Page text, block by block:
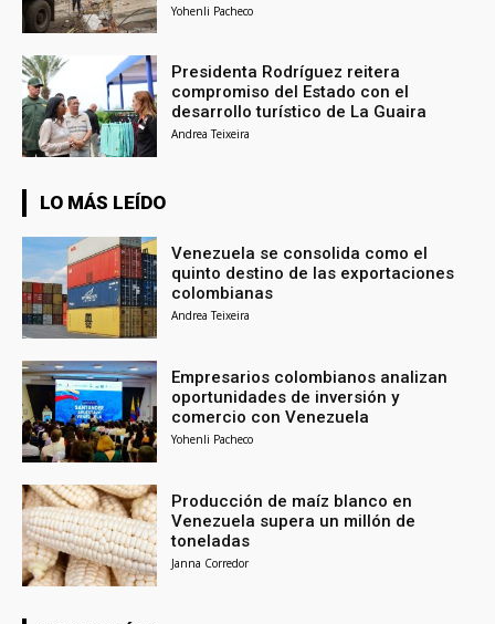
Yohenli Pacheco
Presidenta Rodríguez reitera
compromiso del Estado con el
desarrollo turístico de La Guaira
Andrea Teixeira
LO MÁS LEÍDO
Venezuela se consolida como el
quinto destino de las exportaciones
colombianas
Andrea Teixeira
Empresarios colombianos analizan
oportunidades de inversión y
comercio con Venezuela
Yohenli Pacheco
Producción de maíz blanco en
Venezuela supera un millón de
toneladas
Janna Corredor